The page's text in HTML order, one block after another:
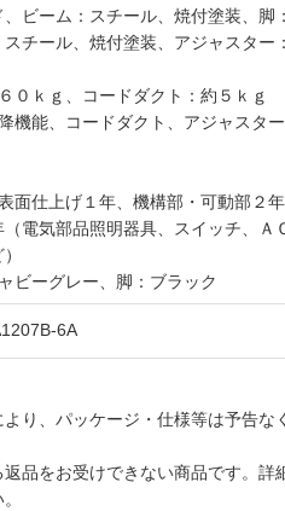
ビーム：スチール、焼付塗装、脚
チール、焼付塗装、アジャスター
０ｋｇ、コードダクト：約５ｋｇ
機能、コードダクト、アジャスタ
面仕上げ１年、機構部・可動部２
電気部品照明器具、スイッチ、Ａ
ビーグレー、脚：ブラック
6A
り、パッケージ・仕様等は予告な
品をお受けできない商品です。詳